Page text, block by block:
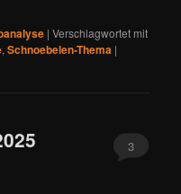
|Verschlagwortet mit
,Schnoebelen-Thema |
3